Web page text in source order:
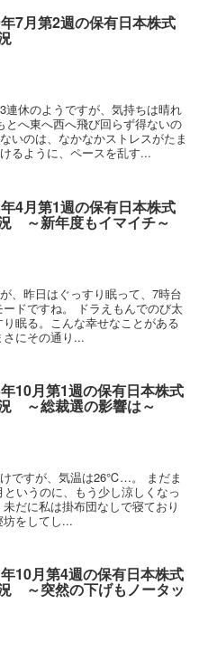
7月第2週の保有日本株式
休のようですが、気持ちは晴れ
とへ東へ西へ飛び回らず得ないの
いのは、なかなかストレスがたま
るように、ペースを乱す...
4月第1週の保有日本株式
～新年度もイマイチ～
、昨日はぐっすり眠って、7時台
ドですね。 ドラえもんでのび太
眠る。こんな幸せなことがある
にその通り...
10月第1週の保有日本株式
～総裁選の影響は～
ですが、気温は26℃…。 まだま
いうのに、もう少し涼しくなっ
だに私は掛布団なしで寝ており
をしてし...
10月第4週の保有日本株式
～突然の下げもノータッ